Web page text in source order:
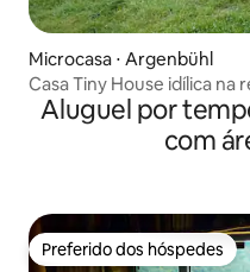
Microcasa ⋅ Argenbühl
Casa Tiny House idílica na
Aluguel por
com
Preferido dos hóspedes
Preferido dos hóspedes